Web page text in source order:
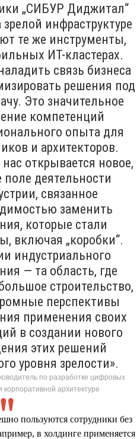
„СИБУР Диджитал“
инфраструктуре
те же инструменты,
ИТ-кластерах.
связь бизнеса
решения под
Это значительное
компетенций
опыта для
и архитекторов.
открывается новое,
деятельности
связанное
заменить
которые стали
включая „коробки“.
индустриального
— та область, где
строительство,
перспективы
применения своих
в создании нового
этих решений
уровня зрелости».
по разработке цифровых
архитектуре
пользуются сотрудники без
в холдинге применяется